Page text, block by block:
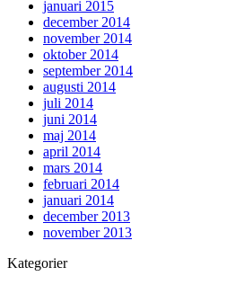
januari 2015
december 2014
november 2014
oktober 2014
september 2014
augusti 2014
juli 2014
juni 2014
maj 2014
april 2014
mars 2014
februari 2014
januari 2014
december 2013
november 2013
Kategorier